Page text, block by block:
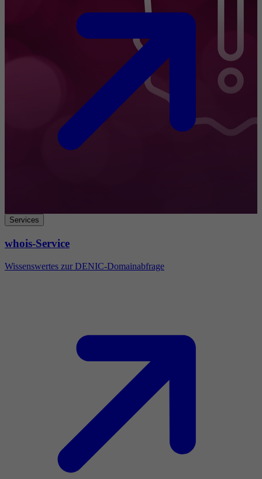
Services
whois-Service
Wissenswertes zur DENIC-Domainabfrage